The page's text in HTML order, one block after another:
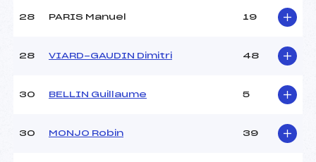
28 PARIS Manuel 19
28 VIARD-GAUDIN Dimitri 48
30 BELLIN Guillaume 5
30 MONJO Robin 39